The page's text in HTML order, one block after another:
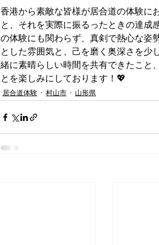
香港から素敵な皆様が居合道の体験に
と、それを実際に振るったときの達成
の体験にも関わらず、真剣で熱心な姿
とした雰囲気と、己を磨く奥深さを少
緒に素晴らしい時間を共有できたこと
とを楽しみにしております！💖
居合道体験 村山市 山形県